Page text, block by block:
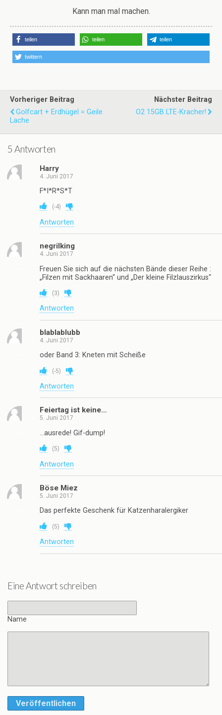
Kann man mal machen.
teilen teilen teilen
twittern
Vorheriger Beitrag
Golfcart + Erdhügel = Geile
Lache
Nächster Beitrag
O2 15GB LTE-Kracher!
5 Antworten
Harry
4. Juni 2017
F*I*R*S*T
(-4)
Antworten
negrilking
4. Juni 2017
Freuen Sie sich auf die nächsten Bände dieser Reihe :
„Filzen mit Sackhaaren“ und „Der kleine Filzlauszirkus“
(3)
Antworten
blablablubb
4. Juni 2017
oder Band 3: Kneten mit Scheiße
(-5)
Antworten
Feiertag ist keine…
5. Juni 2017
…ausrede! Gif-dump!
(5)
Antworten
Böse Miez
5. Juni 2017
Das perfekte Geschenk für Katzenharalergiker
(5)
Antworten
Eine Antwort schreiben
Name
Veröffentlichen